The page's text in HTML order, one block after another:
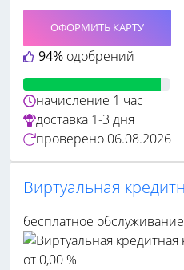
94% одобрений
ОФОРМИТЬ КАРТУ
начисление 1 час
доставка 1-3 дня
проверено 06.08.2026
Виртуальная
бесплатное обслуживание
от 0,00 %